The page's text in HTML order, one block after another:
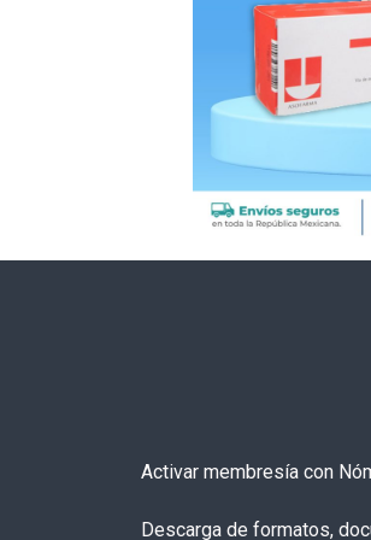
Activar membresía con
Descarga de formatos,